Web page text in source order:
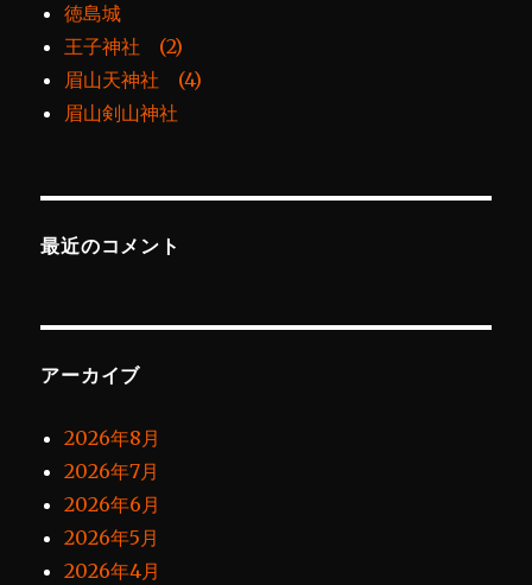
徳島城
王子神社 (2)
眉山天神社 (4)
眉山剣山神社
最近のコメント
アーカイブ
2026年8月
2026年7月
2026年6月
2026年5月
2026年4月